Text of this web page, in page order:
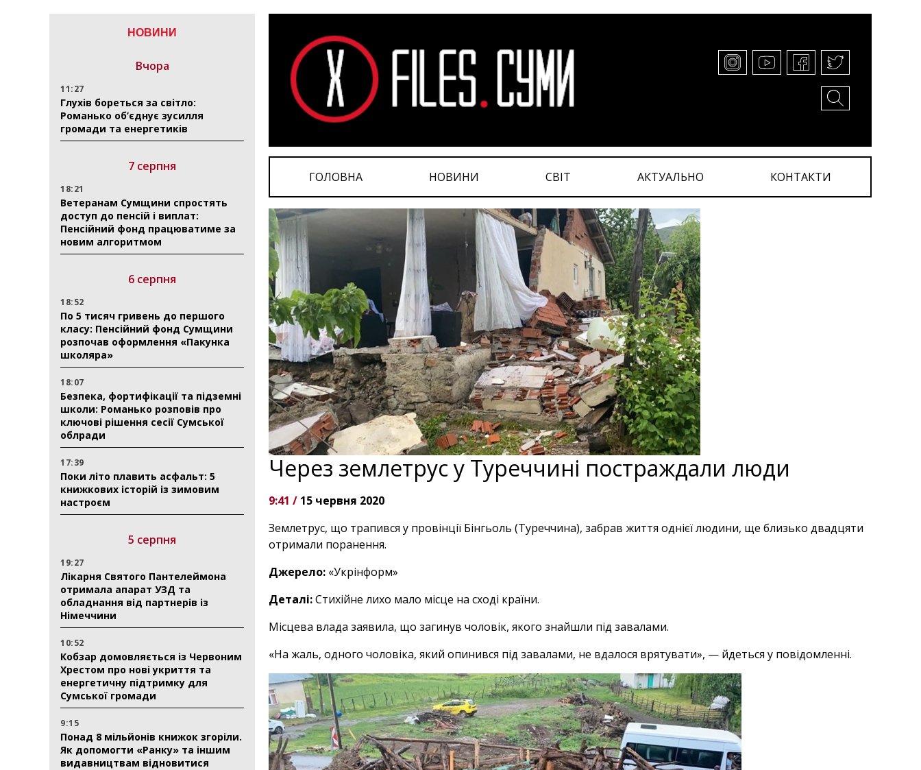
ГОЛОВНА НОВИНИ СВІТ АКТУАЛЬНО КОНТАКТИ
НОВИНИ
Вчора
11:27
Глухів бореться за світло:
Романько об’єднує зусилля
громади та енергетиків
7 серпня
18:21
Ветеранам Сумщини спростять
доступ до пенсій і виплат:
Пенсійний фонд працюватиме за
новим алгоритмом
6 серпня
18:52
По 5 тисяч гривень до першого
класу: Пенсійний фонд Сумщини
розпочав оформлення «Пакунка
школяра»
18:07
Безпека, фортифікації та підземні
школи: Романько розповів про
ключові рішення сесії Сумської
облради
17:39
Поки літо плавить асфальт: 5
книжкових історій із зимовим
настроєм
5 серпня
19:27
Лікарня Святого Пантелеймона
отримала апарат УЗД та
обладнання від партнерів із
Німеччини
10:52
Кобзар домовляється із Червоним
Хрестом про нові укриття та
енергетичну підтримку для
Сумської громади
9:15
Понад 8 мільйонів книжок згоріли.
Як допомогти «Ранку» та іншим
видавництвам відновитися
Через землетрус у Туреччині постраждали люди
9:41 / 15 червня 2020
Землетрус, що трапився у провінції Бінгьоль (Туреччина), забрав життя однієї людини, ще близько двадцяти
отримали поранення.
Джерело: «Укрінформ»
Деталі:Стихійне лихо мало місце на сході країни.
Місцева влада заявила, що загинув чоловік, якого знайшли під завалами.
«На жаль, одного чоловіка, який опинився під завалами, не вдалося врятувати», — йдеться у повідомленні.